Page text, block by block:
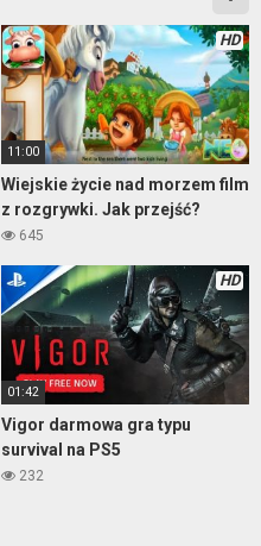
HD
11:00
Wiejskie życie nad morzem film
z rozgrywki. Jak przejść?
645
HD
01:42
Vigor darmowa gra typu
survival na PS5
232